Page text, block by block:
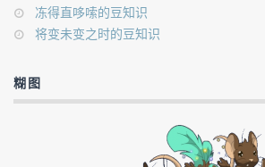
冻得直哆嗦的豆知识
将变未变之时的豆知识
糊图